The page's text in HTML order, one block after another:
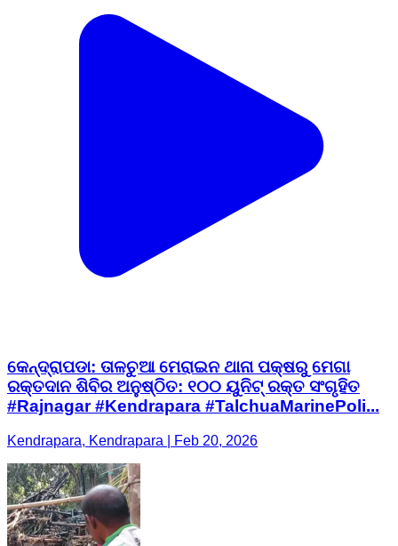
କେନ୍ଦ୍ରାପଡା: ତାଳଚୁଆ ମେରାଇନ ଥାନା ପକ୍ଷରୁ ମେଗା
ରକ୍ତଦାନ ଶିବିର ଅନୁଷ୍ଠିତ: ୧୦୦ ୟୁନିଟ୍ ରକ୍ତ ସଂଗୃହିତ ​
#Rajnagar #Kendrapara #TalchuaMarinePoli...
Kendrapara, Kendrapara | Feb 20, 2026